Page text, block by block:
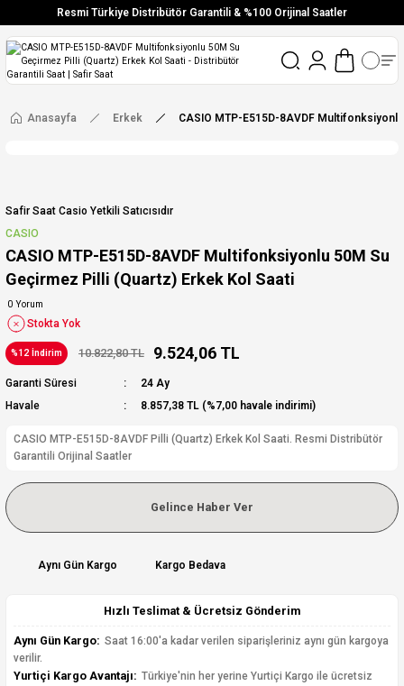
Resmi Türkiye Distribütör Garantili & %100 Orijinal Saatler
Vade Farksız 6 Taksit
Aynı Gün Stoktan Gönderim
Ücretsiz Kargo
Anasayfa Erkek CASIO MTP-E515D-8AVDF
Safir Saat Casio Yetkili Satıcısıdır
CASIO
CASIO MTP-E515D-8AVDF Multifonksiyonlu 50M Su
Geçirmez Pilli (Quartz) Erkek Kol Saati
0 Yorum
Stokta Yok
%12 İndirim 10.822,80 TL 9.524,06 TL
Garanti Süresi
24 Ay
Havale
8.857,38 TL (%7,00 havale indirimi)
CASIO MTP-E515D-8AVDF Pilli (Quartz) Erkek Kol Saati. Resmi Distribütör
Garantili Orijinal Saatler
Gelince Haber Ver
Aynı Gün Kargo Kargo Bedava
Hızlı Teslimat & Ücretsiz Gönderim
Aynı Gün Kargo: Saat 16:00'a kadar verilen siparişleriniz aynı gün kargoya
verilir.
Yurtiçi Kargo Avantajı: Türkiye'nin her yerine Yurtiçi Kargo ile ücretsiz